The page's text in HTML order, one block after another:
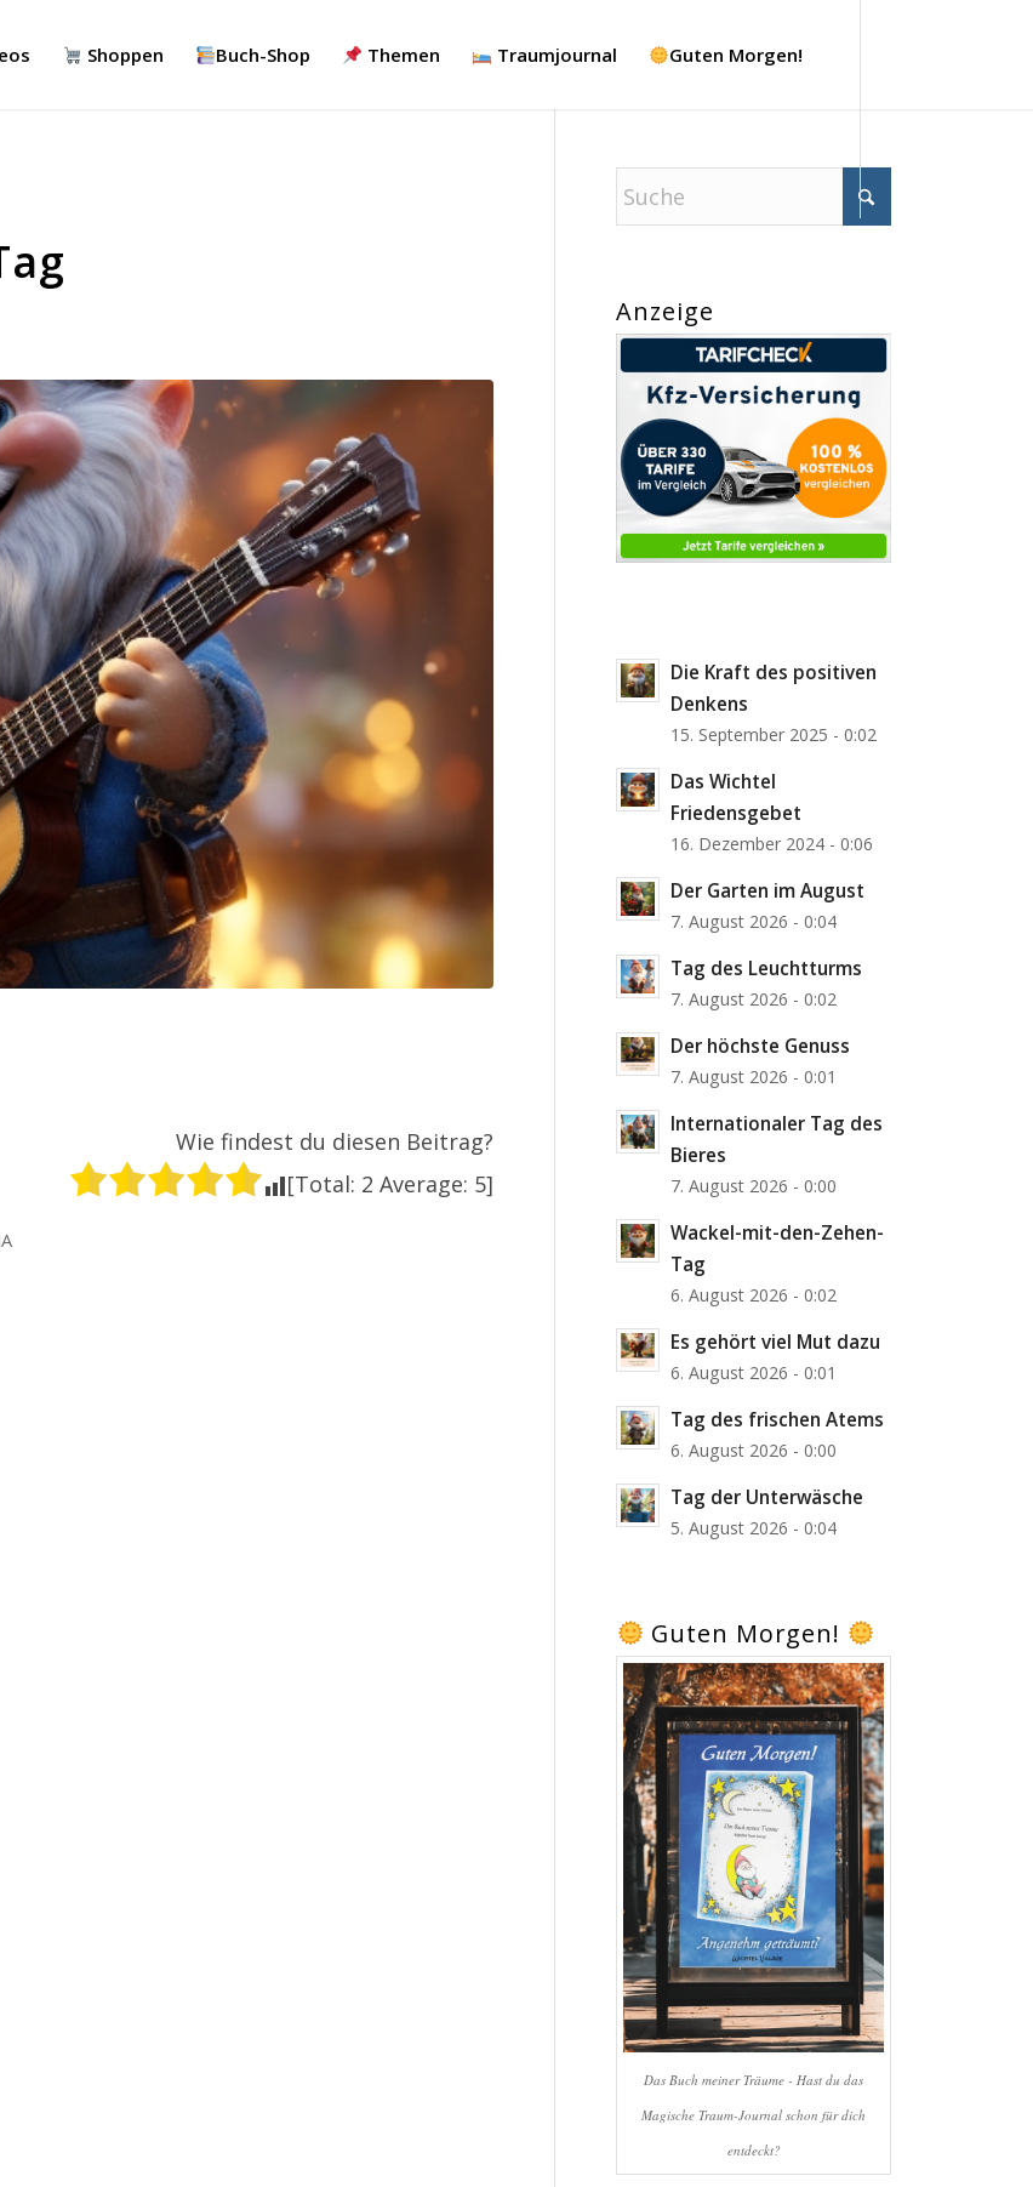
Shoppen Buch-Shop Themen Traumjournal Guten Morgen!
Wie findest du diesen Beitrag?
[Total: 2 Average: 5]
Anzeige
Die Kraft des positiven
Denkens
15. September 2025 - 0:02
Das Wichtel
Friedensgebet
16. Dezember 2024 - 0:06
Der Garten im August
7. August 2026 - 0:04
Tag des Leuchtturms
7. August 2026 - 0:02
Der höchste Genuss
7. August 2026 - 0:01
Internationaler Tag des
Bieres
7. August 2026 - 0:00
Wackel-mit-den-Zehen-
Tag
6. August 2026 - 0:02
Es gehört viel Mut dazu
6. August 2026 - 0:01
Tag des frischen Atems
6. August 2026 - 0:00
Tag der Unterwäsche
5. August 2026 - 0:04
Guten Morgen!
Das Buch meiner Träume - Hast du das
Magische Traum-Journal schon für dich
entdeckt?